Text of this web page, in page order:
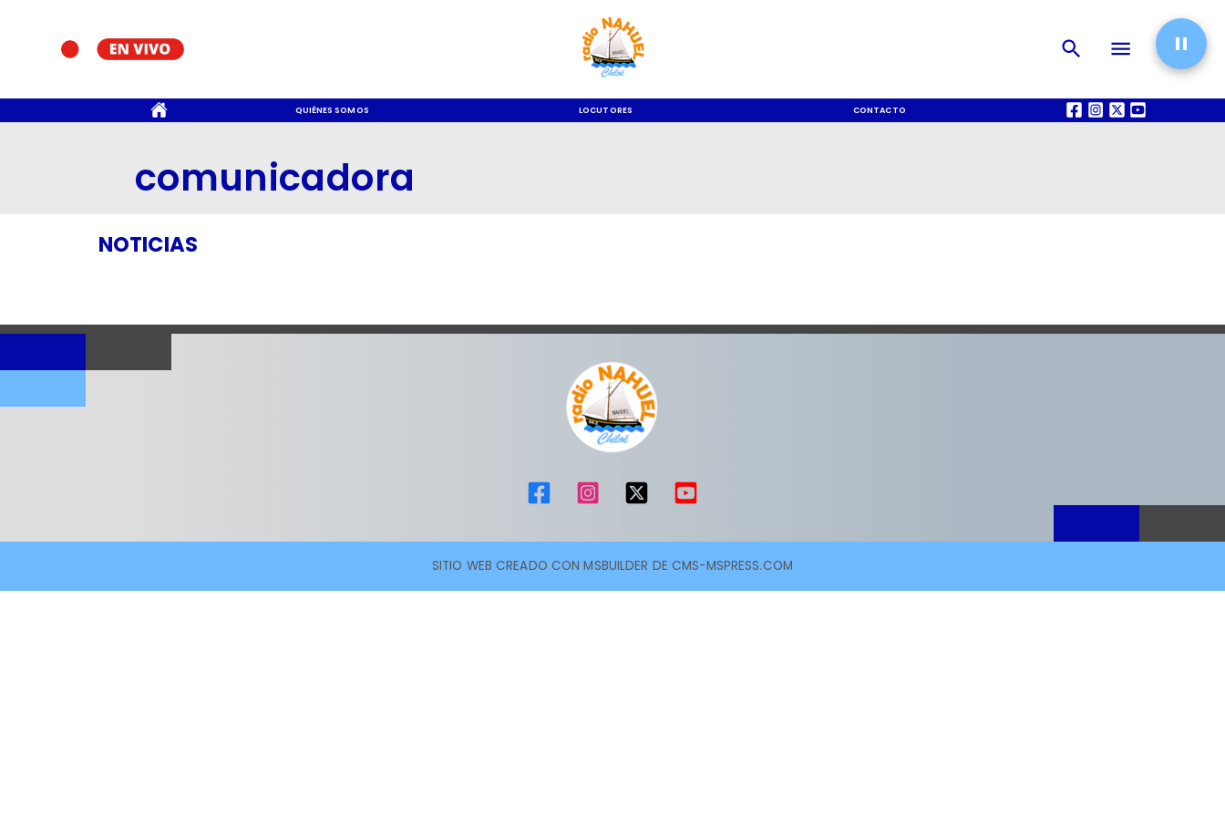
QUIÉNES SOMOS LOCUTORES CONTACTO QUIÉNES SOMOS
comunicadora
NOTICIAS
SITIO WEB CREADO CON MSBUILDER DE CMS-MSPRESS.COM